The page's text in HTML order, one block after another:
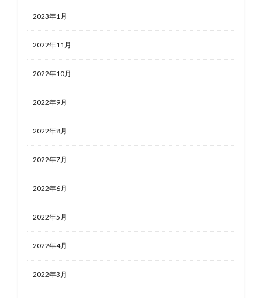
2023年1月
2022年11月
2022年10月
2022年9月
2022年8月
2022年7月
2022年6月
2022年5月
2022年4月
2022年3月